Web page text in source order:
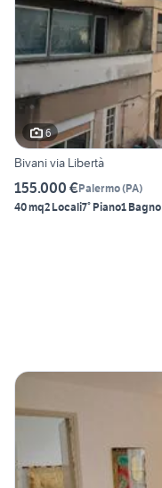
6
Bivani via Libertà
155.000 €Palermo(PA)
40 mq2 Locali7° Piano1 Bagno